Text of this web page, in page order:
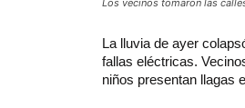
Los vecinos tomaron las
La lluvia de ayer
fallas eléctricas.
niños presentan llagas